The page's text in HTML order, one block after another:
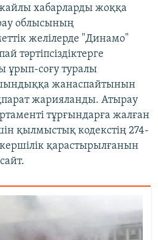
хабарларды жоққа
облысының
желілерде "Динамо"
тәртіпсіздіктерге
ұрып-соғу туралы
жанаспайтынын
жарияланды. Атырау
тұрғындарға жалған
қылмыстық кодекстің 274-
қарастырылғанын